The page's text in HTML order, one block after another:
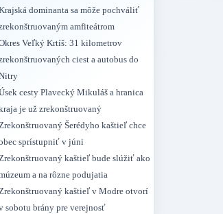
dominanta sa môže pochváliť
amfiteátrom
Veľký Krtíš: 31 kilometrov
ciest a autobus do
cesty Plavecký Mikuláš a hranica
je už zrekonštruovaný
Šerédyho kaštieľ chce
sprístupniť v júni
kaštieľ bude slúžiť ako
a na rôzne podujatia
kaštieľ v Modre otvorí
sobotu brány pre verejnosť